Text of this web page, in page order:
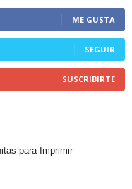
ME GUSTA
SEGUIR
SUSCRIBIRTE
para Imprimir